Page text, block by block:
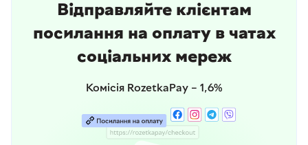
Відправляйте клієнтам
посилання на оплату в чатах
соціальних мереж
Комісія RozetkaPay – 1,6%